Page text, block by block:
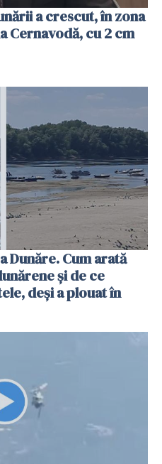
a crescut, în zona
Cernavodă, cu 2 cm
Dunăre. Cum arată
și de ce
deși a plouat în